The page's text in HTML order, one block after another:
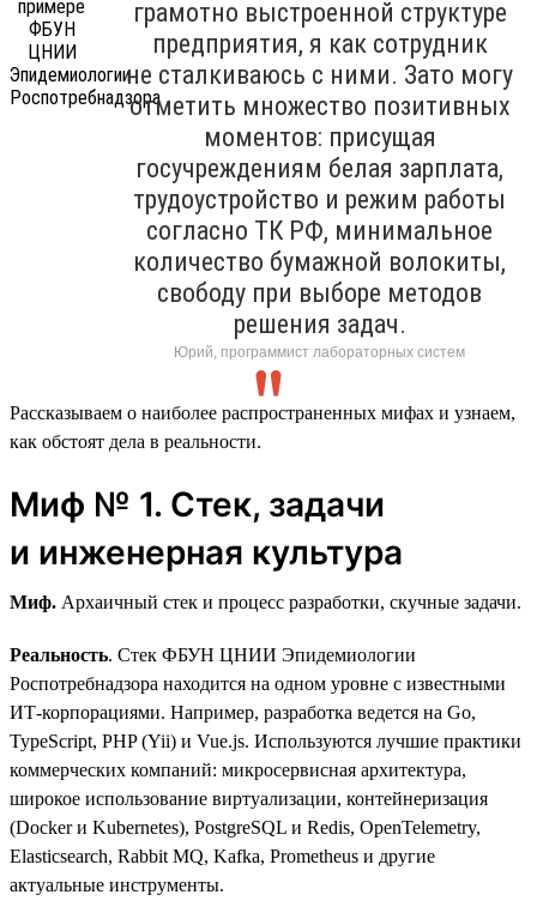
грамотно выстроенной структуре
предприятия, я как сотрудник
не сталкиваюсь с ними. Зато могу
отметить множество позитивных
моментов: присущая
госучреждениям белая зарплата,
трудоустройство и режим работы
согласно ТК РФ, минимальное
количество бумажной волокиты,
свободу при выборе методов
решения задач.
Юрий, программист лабораторных систем
Рассказываем о наиболее распространенных мифах и узнаем,
как обстоят дела в реальности.
Миф № 1. Стек, задачи
и инженерная культура
Миф. Архаичный стек и процесс разработки, скучные задачи.
Реальность. Стек ФБУН ЦНИИ Эпидемиологии
Роспотребнадзора находится на одном уровне с известными
ИТ-корпорациями. Например, разработка ведется на Go,
TypeScript, PHP (Yii) и Vue.js. Используются лучшие практики
коммерческих компаний: микросервисная архитектура,
широкое использование виртуализации, контейнеризация
(Docker и Kubernetes), PostgreSQL и Redis, OpenTelemetry,
Elasticsearch, Rabbit MQ, Kafka, Prometheus и другие
актуальные инструменты.